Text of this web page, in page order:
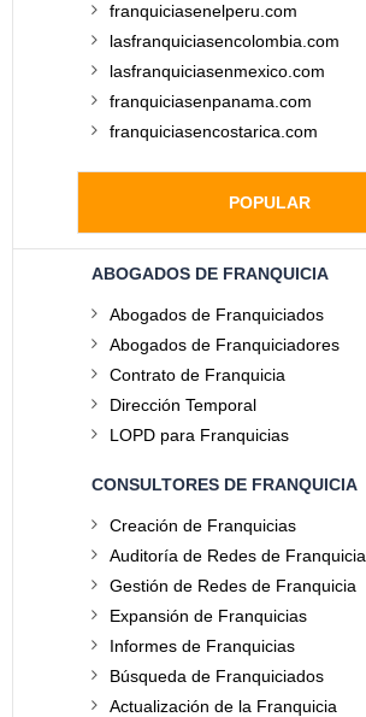
franquiciasenelperu.com
lasfranquiciasencolombia.com
lasfranquiciasenmexico.com
franquiciasenpanama.com
franquiciasencostarica.com
POPULAR
ABOGADOS DE FRANQUICIA
Abogados de Franquiciados
Abogados de Franquiciadores
Contrato de Franquicia
Dirección Temporal
LOPD para Franquicias
CONSULTORES DE FRANQUICIA
Creación de Franquicias
Auditoría de Redes de Franquicia
Gestión de Redes de Franquicia
Expansión de Franquicias
Informes de Franquicias
Búsqueda de Franquiciados
Actualización de la Franquicia